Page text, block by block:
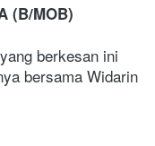
(B/MOB)
berkesan ini
bersama Widarin